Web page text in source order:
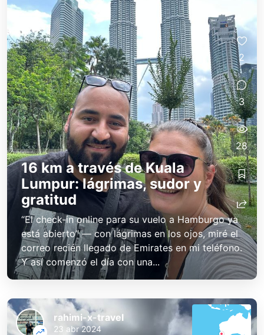
16 km a través de Kuala
Lumpur: lágrimas, sudor y
gratitud
“El check-in online para su vuelo a Hamburgo ya
está abierto” — con lágrimas en los ojos, miré el
correo recién llegado de Emirates en mi teléfono.
Y así comenzó el día con una...
2
3
28
rahimi-x-travel
23 abr 2024